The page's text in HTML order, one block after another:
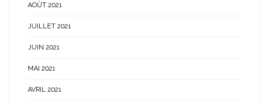
AOÛT 2021
JUILLET 2021
JUIN 2021
MAI 2021
AVRIL 2021